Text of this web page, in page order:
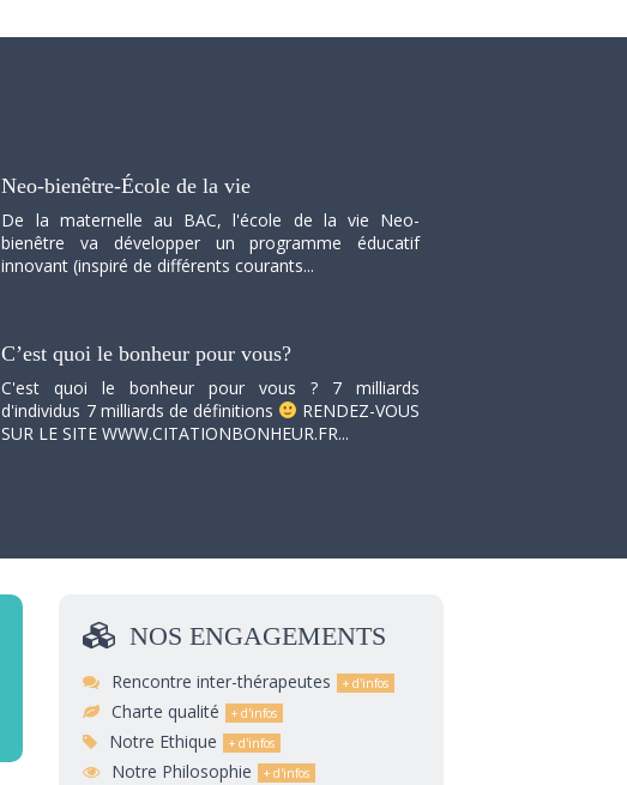
Neo-bienêtre-École de la vie
De la maternelle au BAC, l'école de la vie Neo-
bienêtre va développer un programme éducatif
innovant (inspiré de différents courants...
C’est quoi le bonheur pour vous?
C'est quoi le bonheur pour vous ? 7 milliards
d'individus 7 milliards de définitions
RENDEZ-VOUS
SUR LE SITE WWW.CITATIONBONHEUR.FR...
NOS ENGAGEMENTS
Rencontre inter-thérapeutes
Charte qualité
Notre Ethique
Notre Philosophie